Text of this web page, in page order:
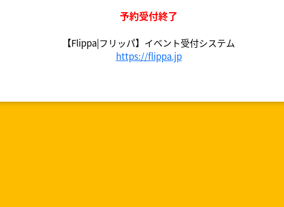
予約受付終了
【Flippa|フリッパ】イベント受付システム
https://flippa.jp